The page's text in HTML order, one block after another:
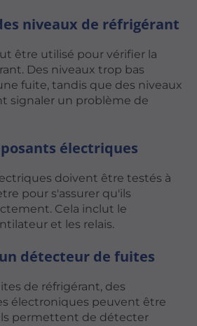
niveaux de réfrigérant
être utilisé pour vérifier la
Des niveaux trop bas
fuite, tandis que des niveaux
signaler un problème de
électriques
doivent être testés à
pour s'assurer qu'ils
Cela inclut le
et les relais.
détecteur de fuites
de réfrigérant, des
électroniques peuvent être
permettent de détecter